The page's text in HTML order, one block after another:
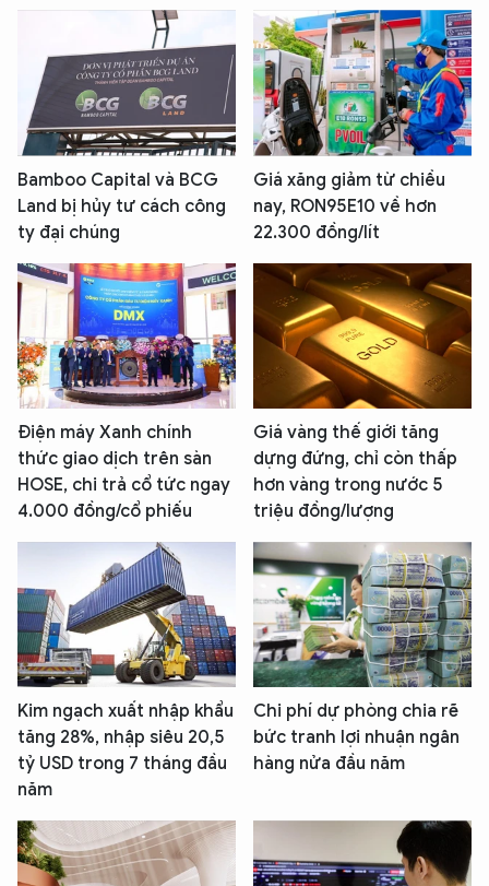
Bamboo Capital và BCG
Land bị hủy tư cách công
ty đại chúng
Giá xăng giảm từ chiều
nay, RON95E10 về hơn
22.300 đồng/lít
Điện máy Xanh chính
thức giao dịch trên sàn
HOSE, chi trả cổ tức ngay
4.000 đồng/cổ phiếu
Giá vàng thế giới tăng
dựng đứng, chỉ còn thấp
hơn vàng trong nước 5
triệu đồng/lượng
Kim ngạch xuất nhập khẩu
tăng 28%, nhập siêu 20,5
tỷ USD trong 7 tháng đầu
năm
Chi phí dự phòng chia rẽ
bức tranh lợi nhuận ngân
hàng nửa đầu năm